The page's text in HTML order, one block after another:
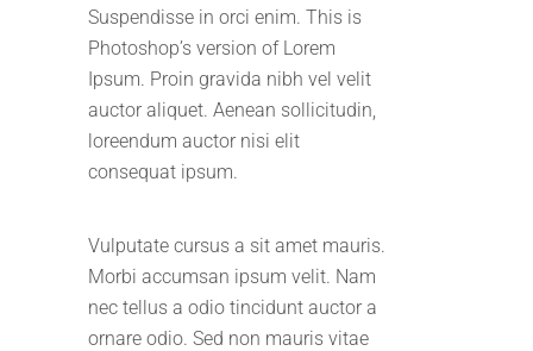
Suspendisse in orci enim. This is
Photoshop’s version of Lorem
Ipsum. Proin gravida nibh vel velit
auctor aliquet. Aenean sollicitudin,
loreendum auctor nisi elit
consequat ipsum.
Vulputate cursus a sit amet mauris.
Morbi accumsan ipsum velit. Nam
nec tellus a odio tincidunt auctor a
ornare odio. Sed non mauris vitae